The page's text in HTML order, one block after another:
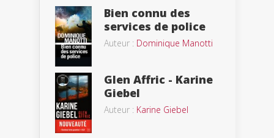
Bien connu des
services de police
Auteur : Dominique Manotti
Glen Affric - Karine
Giebel
Auteur : Karine Giebel